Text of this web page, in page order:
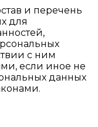
и перечень
для
с ним
если иное не
данных